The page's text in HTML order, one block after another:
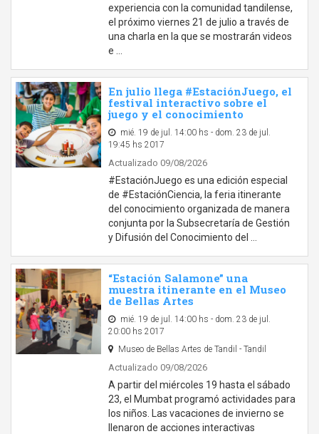
experiencia con la comunidad tandilense,
el próximo viernes 21 de julio a través de
una charla en la que se mostrarán videos
e …
En julio llega #EstaciónJuego, el
festival interactivo sobre el
juego y el conocimiento
mié. 19 de jul. 14:00 hs - dom. 23 de jul.
19:45 hs 2017
Actualizado 09/08/2026
#EstaciónJuego es una edición especial
de #EstaciónCiencia, la feria itinerante
del conocimiento organizada de manera
conjunta por la Subsecretaría de Gestión
y Difusión del Conocimiento del …
“Estación Salamone” una
muestra itinerante en el Museo
de Bellas Artes
mié. 19 de jul. 14:00 hs - dom. 23 de jul.
20:00 hs 2017
Museo de Bellas Artes de Tandil - Tandil
Actualizado 09/08/2026
A partir del miércoles 19 hasta el sábado
23, el Mumbat programó actividades para
los niños. Las vacaciones de invierno se
llenaron de acciones interactivas